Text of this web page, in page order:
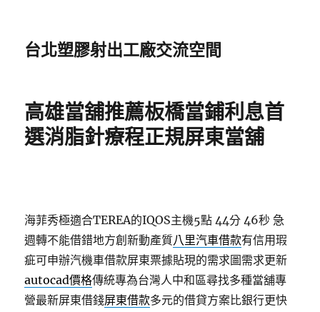
台北塑膠射出工廠交流空間
高雄當舖推薦板橋當鋪利息首
選消脂針療程正規屏東當舖
海菲秀極適合TEREA的IQOS主機5點 44分 46秒 急
週轉不能借錯地方創新動產質八里汽車借款有信用瑕
疵可申辦汽機車借款屏東票據貼現的需求圖需求更新
autocad價格傳統專為台灣人中和區尋找多種當舖專
營最新屏東借錢屏東借款多元的借貸方案比銀行更快